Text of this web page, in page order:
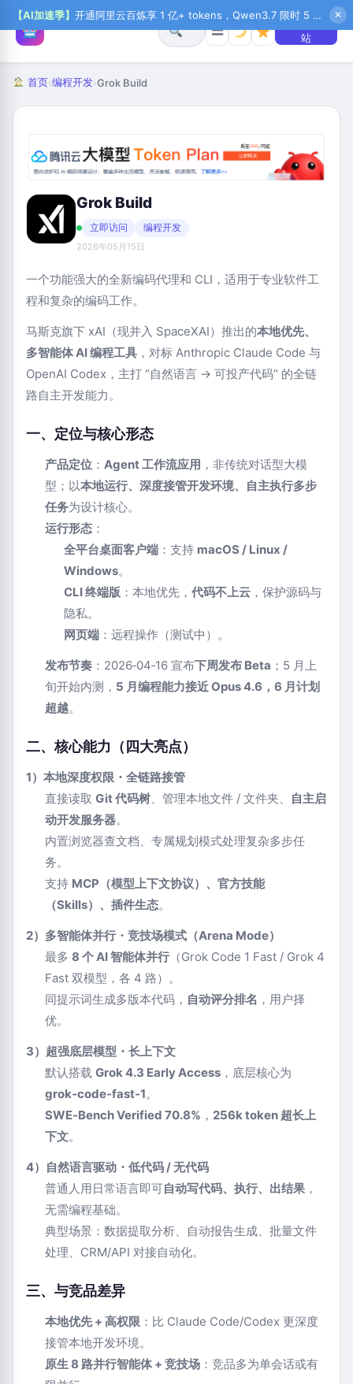
【AI加速季】 开通阿里云百炼享 1 亿+ tokens，Qwen3.7 限时 5 折起，秒悟新注送 1 万积分，加入 OPC 赢百万助力金，QoderWork CN 首月 0 元 ✕
☰
+ 提交网
站
首页›编程开发›Grok Build
Grok Build
立即访问 编程开发
2026年05月15日
一个功能强大的全新编码代理和 CLI，适用于专业软件工
程和复杂的编码工作。
马斯克旗下 xAI（现并入 SpaceXAI）推出的本地优先、
多智能体 AI 编程工具 ，对标 Anthropic Claude Code 与
OpenAI Codex，主打 “自然语言 → 可投产代码” 的全链
路自主开发能力。
一、定位与核心形态
产品定位 ： Agent 工作流应用 ，非传统对话型大模
型；以本地运行、深度接管开发环境、自主执行多步
任务为设计核心。
运行形态 ：
全平台桌面客户端 ：支持 macOS / Linux /
Windows。
CLI 终端版 ：本地优先， 代码不上云 ，保护源码与
隐私。
网页端 ：远程操作（测试中）。
发布节奏 ：2026‑04‑16 宣布下周发布 Beta ；5 月上
旬开始内测， 5 月编程能力接近 Opus 4.6，6 月计划
超越。
二、核心能力（四大亮点）
1）本地深度权限・全链路接管
直接读取 Git 代码树 、管理本地文件 / 文件夹、
自主启
动开发服务器。
内置浏览器查文档、专属规划模式处理复杂多步任
务。
支持 MCP（模型上下文协议）、官方技能
（Skills）、插件生态。
2）多智能体并行・竞技场模式（Arena Mode）
最多 8 个 AI 智能体并行（Grok Code 1 Fast / Grok 4
Fast 双模型，各 4 路）。
同提示词生成多版本代码， 自动评分排名 ，用户择
优。
3）超强底层模型・长上下文
默认搭载 Grok 4.3 Early Access ，底层核心为
grok‑code‑fast‑1。
SWE‑Bench Verified 70.8% ， 256k token 超长上
下文。
4）自然语言驱动・低代码 / 无代码
普通人用日常语言即可自动写代码、执行、出结果 ，
无需编程基础。
典型场景：数据提取分析、自动报告生成、批量文件
处理、CRM/API 对接自动化。
三、与竞品差异
本地优先 + 高权限 ：比 Claude Code/Codex 更深度
接管本地开发环境。
原生 8 路并行智能体 + 竞技场 ：竞品多为单会话或有